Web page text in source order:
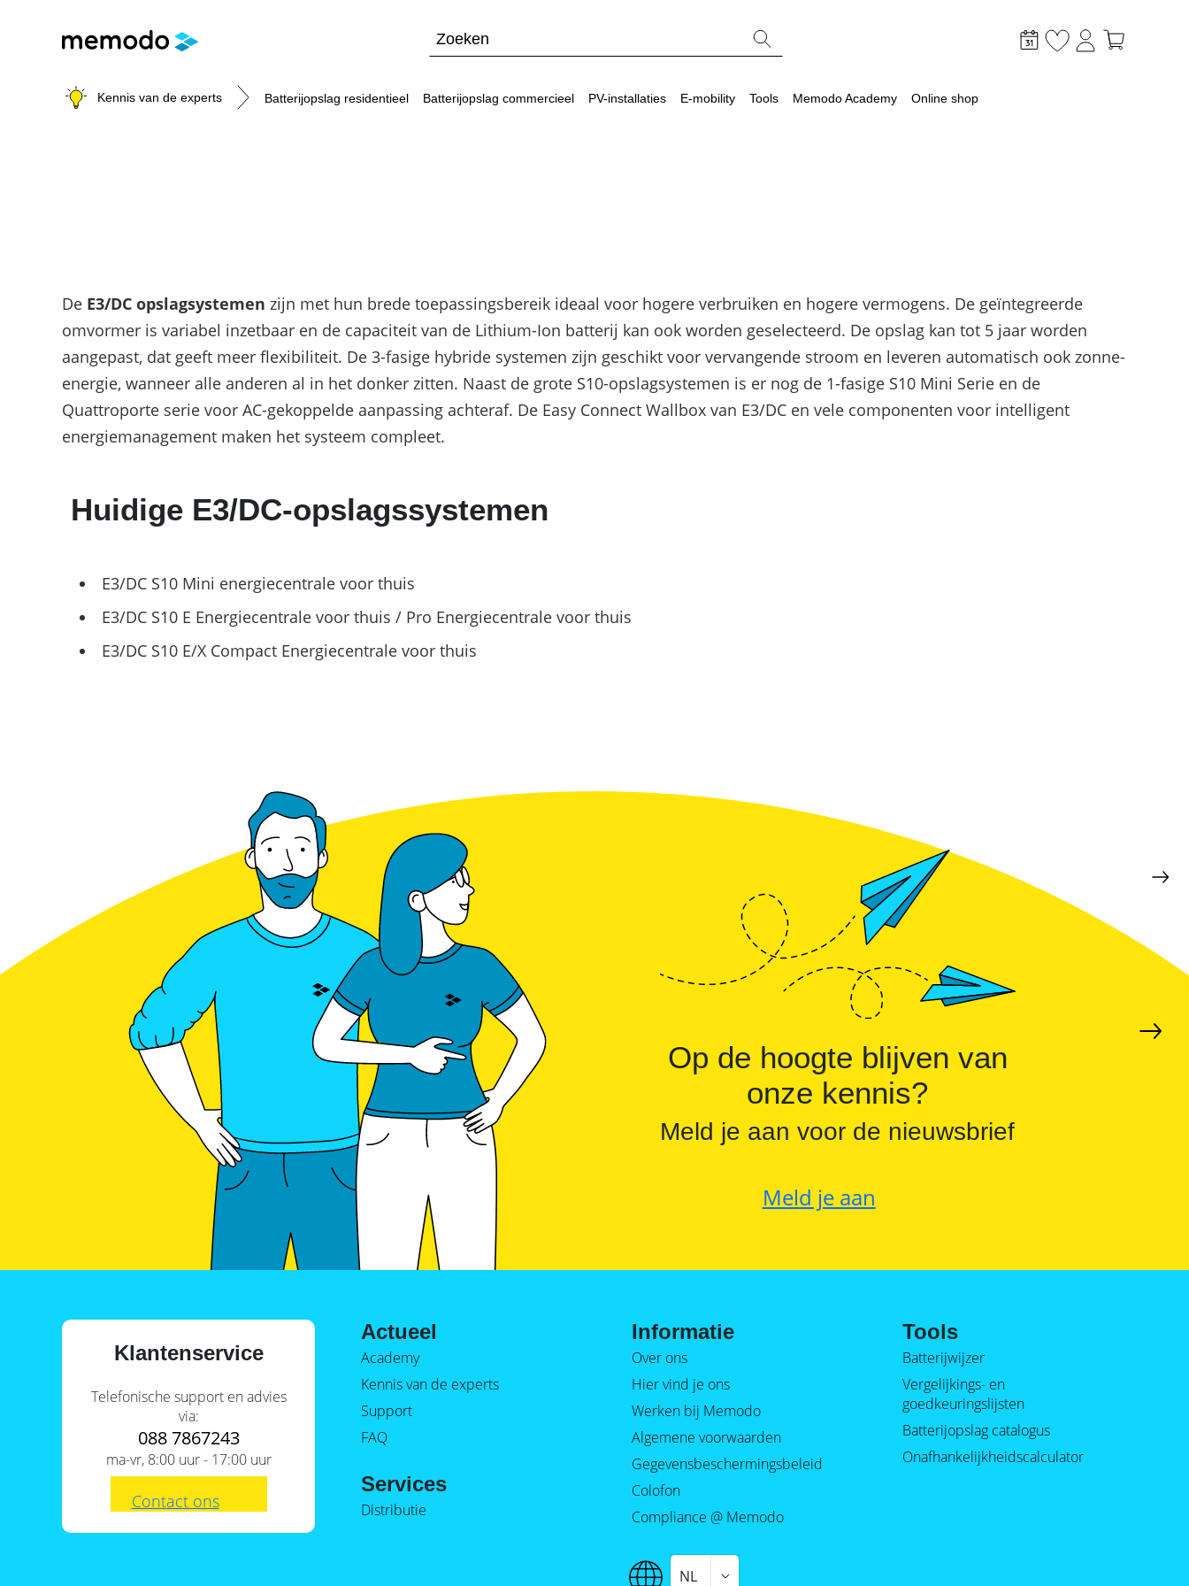
Kennis van de experts Batterijopslag residentieel
Omvormers & Optimizers
Batterijopslag commercieel
Energiemanagementsystemen voor bedrijven: zo optimaliseer je PV & opslag
Sungrow PowerStack ST225 – commercieel opslagsysteem
SolarEdge CSS-OD – krachtige commerciële opslag
Noodstroomvoorziening in de commerciële sector met een batterij
ADS-TEC Energy commerciële opslag: slimme oplossingen voor grootschalige toepassingen
Commerciële batterijopslag: zelfconsumptie verhogen en pieken verlagen
PV-installaties
Veiligheid
E-mobility
Subsidies
Tools Memodo Academy Online shop
De E3/DC opslagsystemen zijn met hun brede toepassingsbereik ideaal voor hogere verbruiken en hogere vermogens. De geïntegreerde
omvormer is variabel inzetbaar en de capaciteit van de Lithium-Ion batterij kan ook worden geselecteerd. De opslag kan tot 5 jaar worden
aangepast, dat geeft meer flexibiliteit. De 3-fasige hybride systemen zijn geschikt voor vervangende stroom en leveren automatisch ook zonne-
energie, wanneer alle anderen al in het donker zitten. Naast de grote S10-opslagsystemen is er nog de 1-fasige S10 Mini Serie en de
Quattroporte serie voor AC-gekoppelde aanpassing achteraf. De Easy Connect Wallbox van E3/DC en vele componenten voor intelligent
energiemanagement maken het systeem compleet.
Huidige E3/DC-opslagssystemen
E3/DC S10 Mini energiecentrale voor thuis
E3/DC S10 E Energiecentrale voor thuis / Pro Energiecentrale voor thuis
E3/DC S10 E/X Compact Energiecentrale voor thuis
Op de hoogte blijven van
onze kennis?
Meld je aan voor de nieuwsbrief
Meld je aan
Klantenservice
Telefonische support en advies
via:
088 7867243
ma-vr, 8:00 uur - 17:00 uur
Contact ons
Actueel
Academy
Kennis van de experts
Support
FAQ
Services
Distributie
Informatie
Over ons
Hier vind je ons
Werken bij Memodo
Algemene voorwaarden
Gegevensbeschermingsbeleid
Colofon
Compliance @ Memodo
Tools
Batterijwijzer
Vergelijkings- en
goedkeuringslijsten
Batterijopslag catalogus
Onafhankelijkheidscalculator
NL